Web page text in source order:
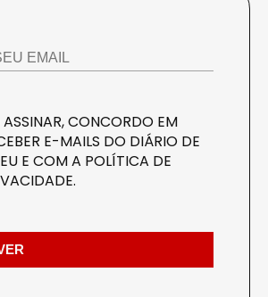
CONCORDO EM
E-MAILS DO DIÁRIO DE
E COM A POLÍTICA DE
.